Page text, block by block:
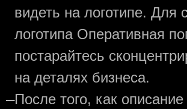
видеть на логотипе. Для
логотипа Оперативная
постарайтесь
на деталях бизнеса.
—После того, как